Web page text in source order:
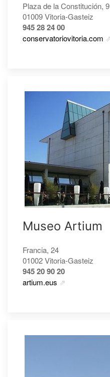
Plaza de la Constitución, 9
01009 Vitoria-Gasteiz
945 28 24 00
conservatoriovitoria.com
Museo Artium
Francia, 24
01002 Vitoria-Gasteiz
945 20 90 20
artium.eus